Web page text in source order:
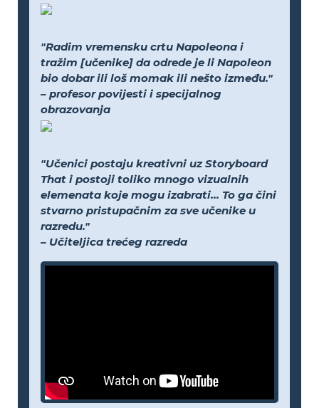
"Radim vremensku crtu Napoleona i
tražim [učenike] da odrede je li Napoleon
bio dobar ili loš momak ili nešto između."
– profesor povijesti i specijalnog
obrazovanja
"Učenici postaju kreativni uz Storyboard
That i postoji toliko mnogo vizualnih
elemenata koje mogu izabrati... To ga čini
stvarno pristupačnim za sve učenike u
razredu."
– Učiteljica trećeg razreda